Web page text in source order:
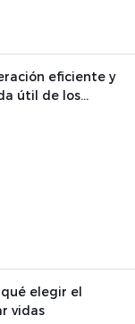
eficiente y
útil de los
elegir el
vidas